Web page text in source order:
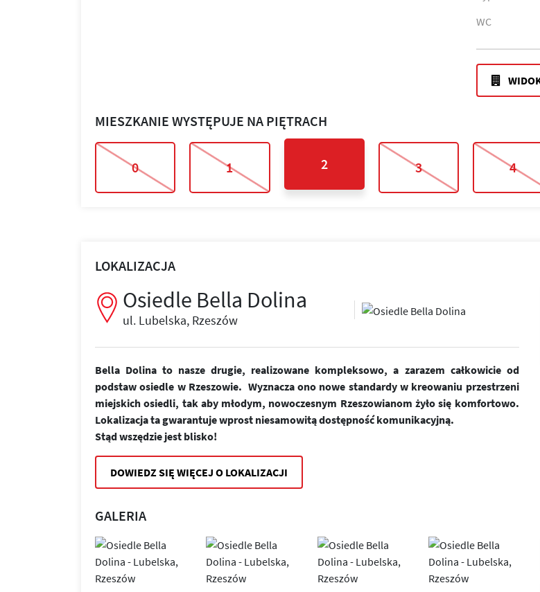
WC
MIESZKANIE WYSTĘPUJE NA PIĘTRACH
0 1 2 3 4
LOKALIZACJA
Osiedle Bella Dolina
ul. Lubelska, Rzeszów
Bella Dolina to nasze drugie, realizowane kompleksowo, a zarazem całkowicie od
podstaw osiedle w Rzeszowie. Wyznacza ono nowe standardy w kreowaniu przestrzeni
miejskich osiedli, tak aby młodym, nowoczesnym Rzeszowianom żyło się komfortowo.
Lokalizacja ta gwarantuje wprost niesamowitą dostępność komunikacyjną.
Stąd wszędzie jest blisko!
DOWIEDZ SIĘ WIĘCEJ O LOKALIZACJI
GALERIA